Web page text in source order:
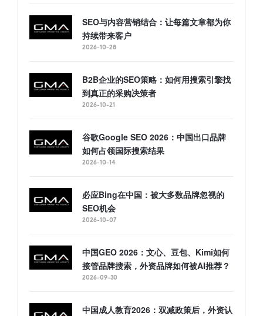
SEO与内容营销结合：让每篇文章都为你
持续带来客户
2026-10-28
B2B企业的SEO策略：如何用搜索引擎找
到真正的采购决策者
2026-10-21
谷歌Google SEO 2026：中国出口品牌
如何占领国际搜索结果
2026-10-14
必应Bing在中国：被大多数品牌忽视的
SEO机会
2026-10-07
中国GEO 2026：文心、豆包、Kimi如何
接管品牌搜索，外资品牌如何被AI推荐？
2026-09-30
中国成人教育2026：双减政策后，外资认